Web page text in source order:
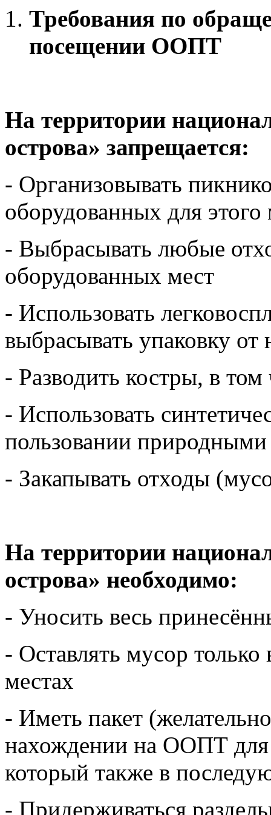
Требования по
посещении ООПТ
На территории
острова» запрещается:
- Организовывать
оборудованных для этого
- Выбрасывать любые
оборудованных мест
- Использовать
выбрасывать упаковку от
- Разводить костры, в
- Использовать
пользовании
- Закапывать отходы
На территории
острова» необходимо:
- Уносить весь
- Оставлять мусор
местах
- Иметь пакет
нахождении на ООПТ для
который также в
- Придерживаться